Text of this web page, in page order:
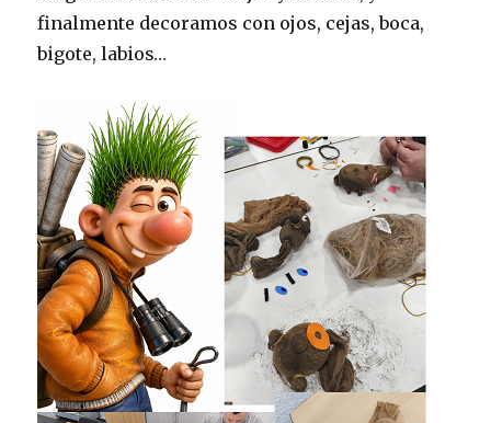
finalmente decoramos con ojos, cejas, boca,
bigote, labios…